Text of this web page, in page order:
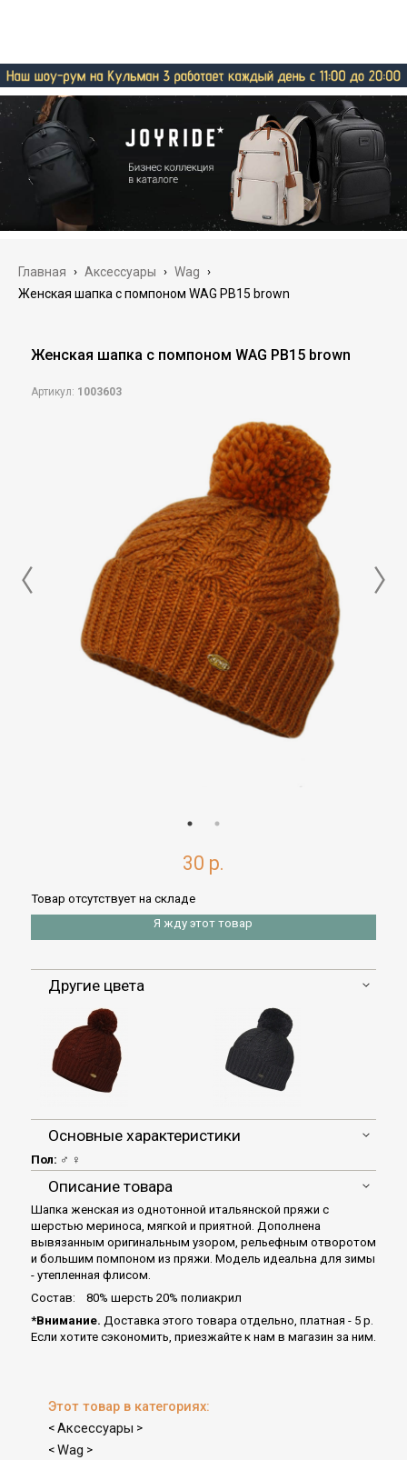
Главная › Аксессуары › Wag ›
Женская шапка с помпоном WAG PB15 brown
Женская шапка с помпоном WAG PB15 brown
Артикул: 1003603
30 р.
Товар отсутствует на складе
Я жду этот товар
Другие цвета
Основные характеристики
Пол: ♂ ♀
Описание товара
Шапка женская из однотонной итальянской пряжи с
шерстью мериноса, мягкой и приятной. Дополнена
вывязанным оригинальным узором, рельефным отворотом
и большим помпоном из пряжи. Модель идеальна для зимы
- утепленная флисом.
Состав: 80% шерсть 20% полиакрил
*Внимание. Доставка этого товара отдельно, платная - 5 р.
Если хотите сэкономить, приезжайте к нам в магазин за ним.
Этот товар в категориях:
< Аксессуары >
< Wag >